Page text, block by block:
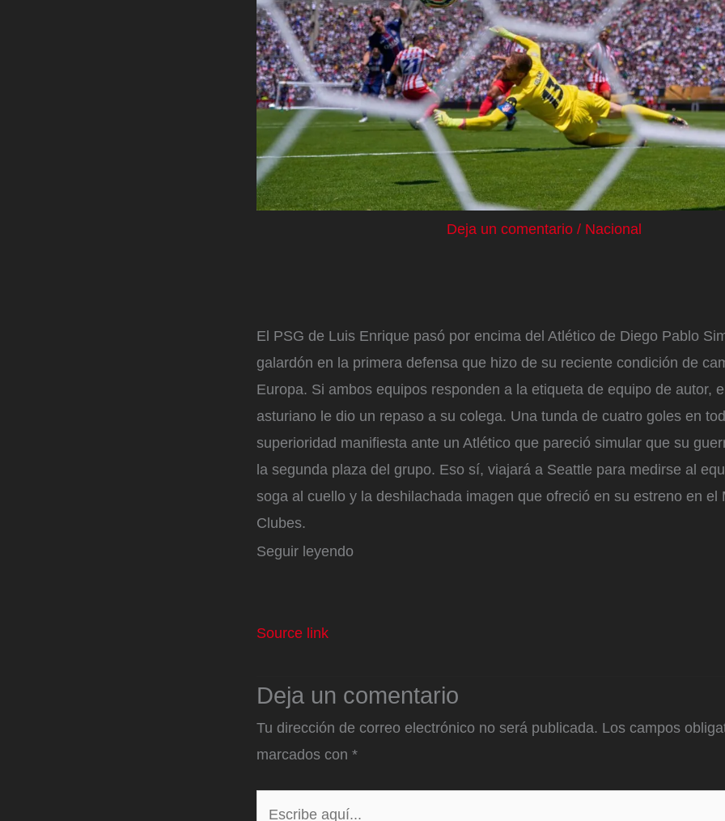
Deja un comentario / Nacional
El PSG de Luis Enrique pasó por encima del Atlético de Diego Pablo
galardón en la primera defensa que hizo de su reciente condición de
Europa. Si ambos equipos responden a la etiqueta de equipo de autor,
asturiano le dio un repaso a su colega. Una tunda de cuatro goles en
superioridad manifiesta ante un Atlético que pareció simular que su
la segunda plaza del grupo. Eso sí, viajará a Seattle para medirse al
soga al cuello y la deshilachada imagen que ofreció en su estreno en el
Clubes.
Seguir leyendo
Source link
Deja un comentario
Tu dirección de correo electrónico no será publicada. Los campos
marcados con *